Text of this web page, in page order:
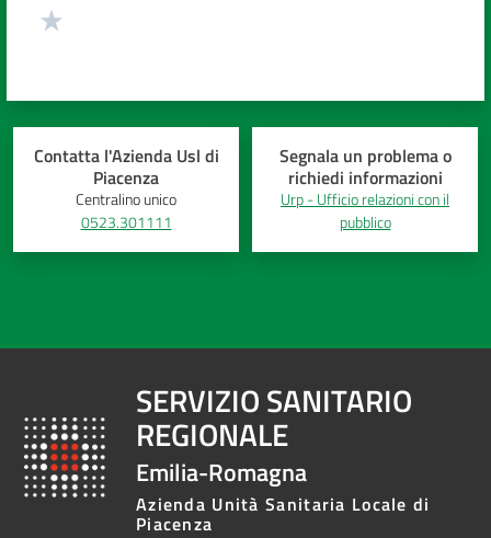
Costruiamo
Salute
Scuole
Imprese
Contatta l'Azienda Usl di
Piacenza
Centralino unico
0523.301111
Segnala un problema o
richiedi informazioni
Urp - Ufficio relazioni con il
pubblico
SERVIZIO SANITARIO
REGIONALE
Emilia-Romagna
Azienda Unità Sanitaria Locale di
Piacenza